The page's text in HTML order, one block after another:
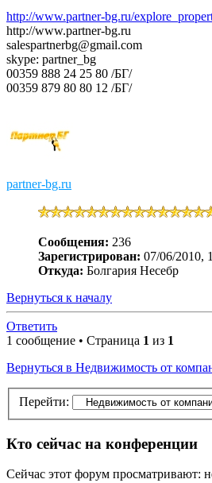
http://www.partner-bg.ru/
http://www.partner-bg.ru
salespartnerbg@gmail.com
skype: partner_bg
00359 888 24 25 80 /БГ/
00359 879 80 80 12 /БГ/
partner-bg.ru
Сообщения: 236
Зарегистрирован: 07/06/2010,
Откуда: Болгария Несебр
Вернуться к началу
Ответить
1 сообщение • Страница 1 из 1
Вернуться в Недвижимость от
Перейти:
Кто сейчас на конференции
Сейчас этот форум просматривают: